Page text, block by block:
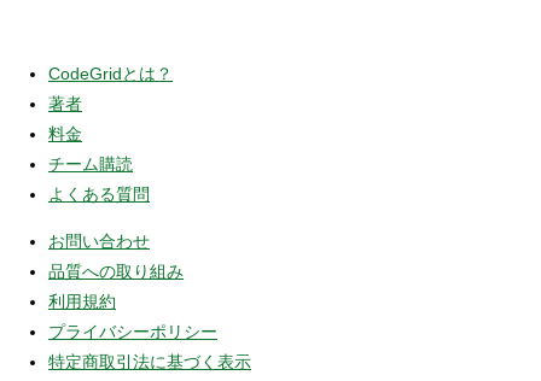
CodeGridとは？
著者
料金
チーム購読
よくある質問
お問い合わせ
品質への取り組み
利用規約
プライバシーポリシー
特定商取引法に基づく表示